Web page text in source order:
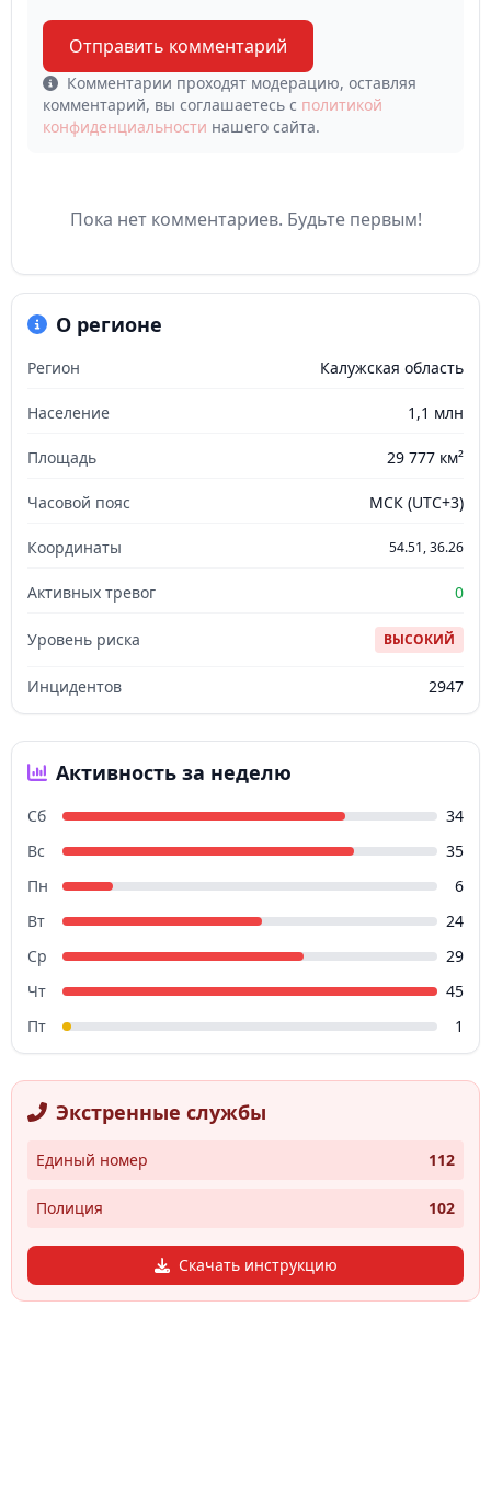
Отправить комментарий
Комментарии проходят модерацию, оставляя
комментарий, вы соглашаетесь с политикой
конфиденциальности нашего сайта.
Пока нет комментариев. Будьте первым!
О регионе
Регион Калужская область
Население 1,1 млн
Площадь 29 777 км²
Часовой пояс МСК (UTC+3)
Координаты 54.51, 36.26
Активных тревог 0
Уровень риска ВЫСОКИЙ
Инцидентов 2947
Активность за неделю
Сб
34
Вс
35
Пн
6
Вт
24
Ср
29
Чт
45
Пт
1
Экстренные службы
Единый номер 112
Полиция 102
Скачать инструкцию